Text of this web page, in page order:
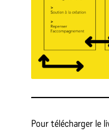
Pour télécharger le